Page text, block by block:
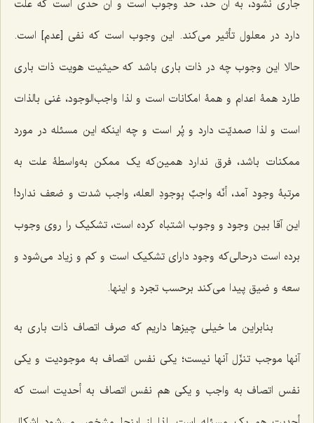
جاری نشود، به آن حد، حد وجوب است و آن حدی است که علت
دارد در معلول تأثیر می‌کند. این وجوب است که نفی [عدم] است.
حالا این وجوب چه در ذات باری باشد که حیثیت هویت ذات باری
طارد همۀ اعدام و همۀ امکانات است و لذا واجب‌الوجود، غنی بالذات
است و لذا صمدیّت دارد و پُر است و چه اینکه این مسئله در مورد
ممکنات باشد، فرق ندارد همین‌که یک ممکن به‌واسطۀ علت به
مرتبۀ وجود آمد، أنّه واجبٌ بِوجودِ العله، واجب شدت و ضعف ندارد!
این آقا بین وجود و وجوب اشتباه کرده است، تشکیک را روی وجوب
برده است درحالی‌که وجود دارای تشکیک است و کم و زیاد می‌شود و
سعه و ضیق پیدا می‌کند برحسب تجرد و اینها.
بنابراین ما خیلی چیزها داریم که صرف اتصاف ذات باری به
آنها موجب تنزّل آنها نیست؛ یکی نفس اتصاف به موجودیت و یکی
نفس اتصاف به واجب و یکی هم نفس اتصاف به أحدیت است که